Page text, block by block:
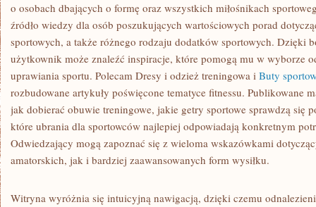
SPORTOWA
o osobach dbających o formę oraz wszystkich miłośnikach
źródło wiedzy dla osób poszukujących wartościowych porad
sportowych, a także różnego rodzaju dodatków sportowych. Dzięki
użytkownik może znaleźć inspiracje, które pomogą mu w wyborze
uprawiania sportu. Polecam Dresy i odzież treningowa i Buty
rozbudowane artykuły poświęcone tematyce fitnessu. Publikowane
jak dobierać obuwie treningowe, jakie getry sportowe sprawdzą się
które ubrania dla sportowców najlepiej odpowiadają konkretnym
Odwiedzający mogą zapoznać się z wieloma wskazówkami
amatorskich, jak i bardziej zaawansowanych form wysiłku.
Witryna wyróżnia się intuicyjną nawigacją, dzięki czemu